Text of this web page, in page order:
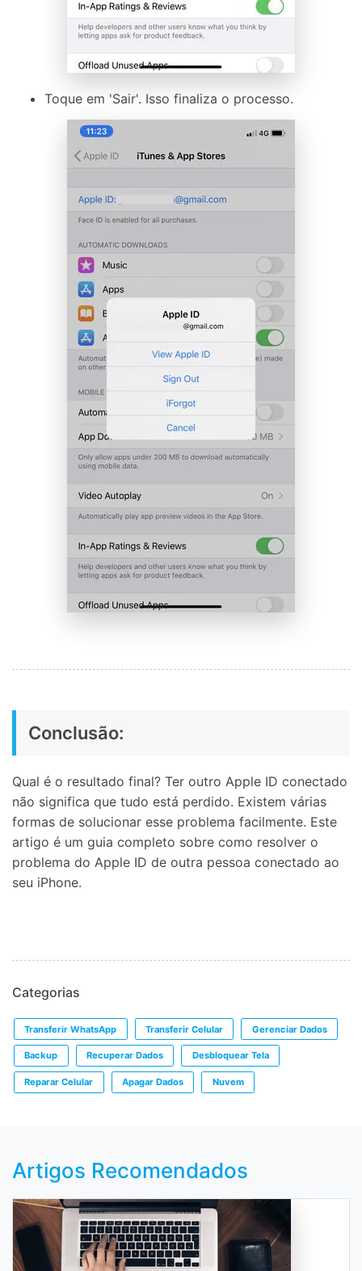
Toque em 'Sair'. Isso finaliza o processo.
Conclusão:
Qual é o resultado final? Ter outro Apple ID conectado
não significa que tudo está perdido. Existem várias
formas de solucionar esse problema facilmente. Este
artigo é um guia completo sobre como resolver o
problema do Apple ID de outra pessoa conectado ao
seu iPhone.
Categorias
Transferir WhatsApp Transferir Celular Gerenciar Dados
Backup Recuperar Dados Desbloquear Tela
Reparar Celular Apagar Dados Nuvem
Artigos Recomendados